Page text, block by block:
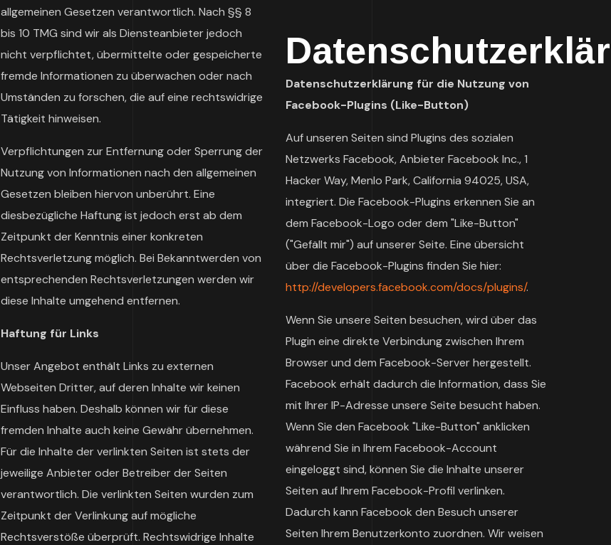
allgemeinen Gesetzen verantwortlich. Nach §§ 8
bis 10 TMG sind wir als Diensteanbieter jedoch
nicht verpflichtet, übermittelte oder gespeicherte
fremde Informationen zu überwachen oder nach
Umständen zu forschen, die auf eine rechtswidrige
Tätigkeit hinweisen.
Verpflichtungen zur Entfernung oder Sperrung der
Nutzung von Informationen nach den allgemeinen
Gesetzen bleiben hiervon unberührt. Eine
diesbezügliche Haftung ist jedoch erst ab dem
Zeitpunkt der Kenntnis einer konkreten
Rechtsverletzung möglich. Bei Bekanntwerden von
entsprechenden Rechtsverletzungen werden wir
diese Inhalte umgehend entfernen.
Haftung für Links
Unser Angebot enthält Links zu externen
Webseiten Dritter, auf deren Inhalte wir keinen
Einfluss haben. Deshalb können wir für diese
fremden Inhalte auch keine Gewähr übernehmen.
Für die Inhalte der verlinkten Seiten ist stets der
jeweilige Anbieter oder Betreiber der Seiten
verantwortlich. Die verlinkten Seiten wurden zum
Zeitpunkt der Verlinkung auf mögliche
Rechtsverstöße überprüft. Rechtswidrige Inhalte
Datenschutzerklärung für die Nutzung von
Facebook-Plugins (Like-Button)
Auf unseren Seiten sind Plugins des sozialen
Netzwerks Facebook, Anbieter Facebook Inc., 1
Hacker Way, Menlo Park, California 94025, USA,
integriert. Die Facebook-Plugins erkennen Sie an
dem Facebook-Logo oder dem "Like-Button"
("Gefällt mir") auf unserer Seite. Eine übersicht
über die Facebook-Plugins finden Sie hier:
http://developers.facebook.com/docs/plugins/.
Wenn Sie unsere Seiten besuchen, wird über das
Plugin eine direkte Verbindung zwischen Ihrem
Browser und dem Facebook-Server hergestellt.
Facebook erhält dadurch die Information, dass Sie
mit Ihrer IP-Adresse unsere Seite besucht haben.
Wenn Sie den Facebook "Like-Button" anklicken
während Sie in Ihrem Facebook-Account
eingeloggt sind, können Sie die Inhalte unserer
Seiten auf Ihrem Facebook-Profil verlinken.
Dadurch kann Facebook den Besuch unserer
Seiten Ihrem Benutzerkonto zuordnen. Wir weisen